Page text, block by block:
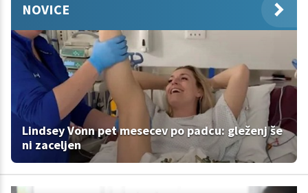
NOVICE
Lindsey Vonn pet mesecev po padcu: gleženj še
ni zaceljen